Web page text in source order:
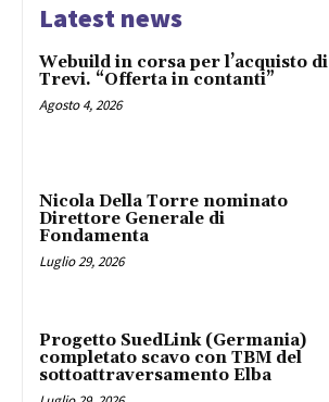
Latest news
Webuild in corsa per l’acquisto di
Trevi. “Offerta in contanti”
Agosto 4, 2026
Nicola Della Torre nominato
Direttore Generale di
Fondamenta
Luglio 29, 2026
Progetto SuedLink (Germania)
completato scavo con TBM del
sottoattraversamento Elba